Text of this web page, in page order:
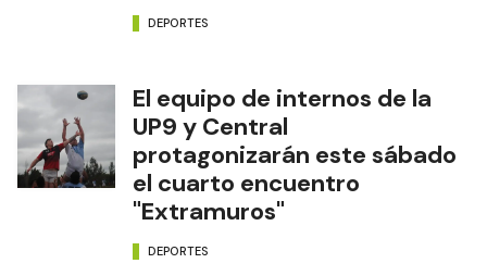
DEPORTES
El equipo de internos de la
UP9 y Central
protagonizarán este sábado
el cuarto encuentro
"Extramuros"
DEPORTES